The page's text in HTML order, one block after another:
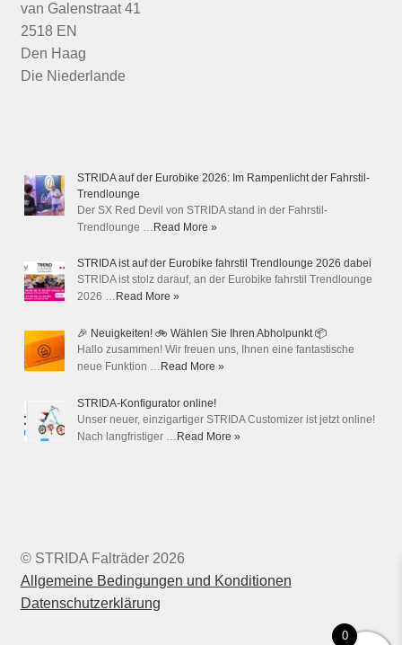
van Galenstraat 41
2518 EN
Den Haag
Die Niederlande
STRIDA auf der Eurobike 2026: Im Rampenlicht der Fahrstil-
Trendlounge
Der SX Red Devil von STRIDA stand in der Fahrstil-
Trendlounge … Read More »
STRIDA ist auf der Eurobike fahrstil Trendlounge 2026 dabei
STRIDA ist stolz darauf, an der Eurobike fahrstil Trendlounge
2026 … Read More »
🎉 Neuigkeiten! 🚲 Wählen Sie Ihren Abholpunkt 📦
Hallo zusammen! Wir freuen uns, Ihnen eine fantastische
neue Funktion … Read More »
STRIDA-Konfigurator online!
Unser neuer, einzigartiger STRIDA Customizer ist jetzt online!
Nach langfristiger … Read More »
© STRIDA Falträder 2026
Allgemeine Bedingungen und Konditionen
Datenschutzerklärung
0